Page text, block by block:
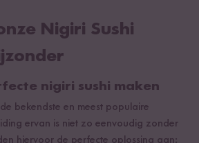
Nigiri Sushi
nigiri sushi maken
bekendste en meest populaire
ervan is niet zo eenvoudig zonder
hiervoor de perfecte oplossing aan: